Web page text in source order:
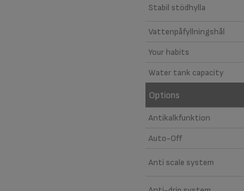
Stabil stödhylla
Vattenpåfyllningshål
Your habits
Water tank capacity
Options
Antikalkfunktion
Auto-Off
Anti scale system